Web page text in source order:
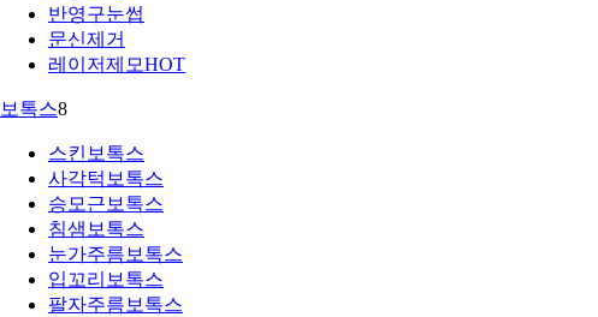
반영구눈썹
문신제거
레이저제모HOT
보톡스8
스킨보톡스
사각턱보톡스
승모근보톡스
침샘보톡스
눈가주름보톡스
입꼬리보톡스
팔자주름보톡스